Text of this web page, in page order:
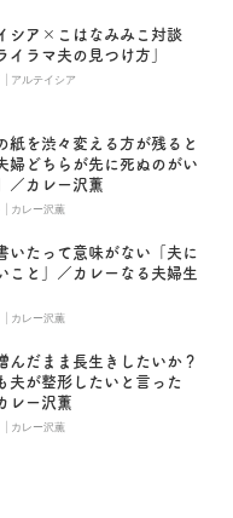
シア×こはなみみこ対談
ラマ夫の見つけ方」
| アルテイシア
紙を渋々変える方が残ると
婦どちらが先に死ぬのがい
／カレー沢薫
| カレー沢薫
いたって意味がない「夫に
こと」／カレーなる夫婦生
| カレー沢薫
んだまま長生きしたいか？
夫が整形したいと言った
レー沢薫
| カレー沢薫